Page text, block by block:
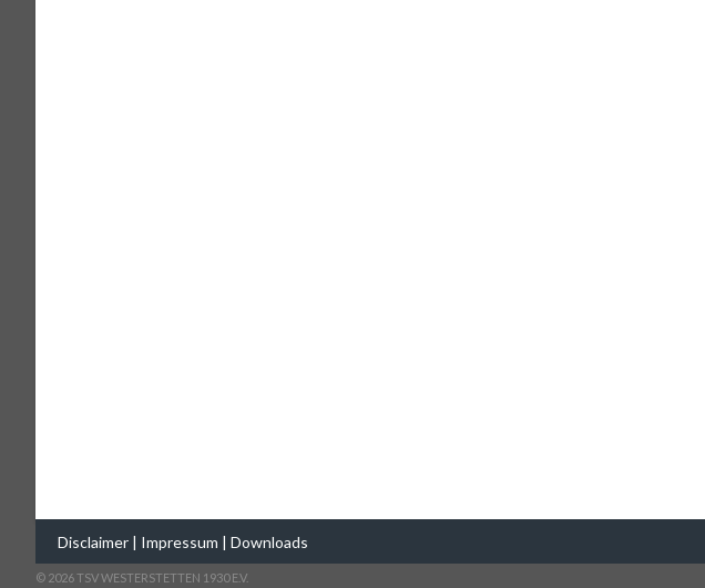
Disclaimer | Impressum | Downloads
© 2026 TSV WESTERSTETTEN 1930 E.V.